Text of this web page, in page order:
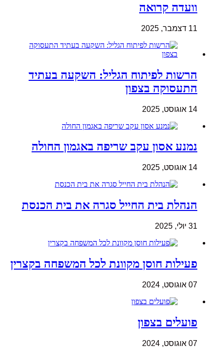
וועדה קרואה
11 דצמבר, 2025
הרשות לפיתוח הגליל: השקעה בעתיד
התעסוקה בצפון
14 אוגוסט, 2025
נמנע אסון עקב שריפה באגמון החולה
14 אוגוסט, 2025
הנהלת בית החייל סגרה את בית הכנסת
31 יולי, 2025
פעילות חוסן מקוונת לכל המשפחה בקצרין
07 אוגוסט, 2024
פועלים בצפון
07 אוגוסט, 2024